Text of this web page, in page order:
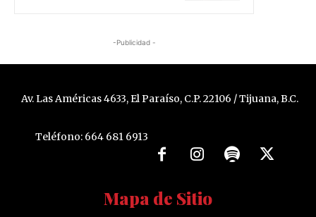
-Publicidad -
Av. Las Américas 4633, El Paraíso, C.P. 22106 / Tijuana, B.C.
Teléfono: 664 681 6913
Mapa de Sitio